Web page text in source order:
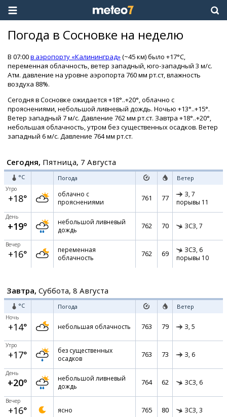
Погода в Сосновке на неделю
В 07:00в аэропорту «Калининград»(~45 км) было +17°C,
переменная облачность, ветер западный, юго-западный 3 м/с.
Атм. давление на уровне аэропорта 760 мм рт.ст, влажность
воздуха 88%.
Сегодня в Сосновке ожидается +18°..+20°, облачно с
прояснениями, небольшой ливневый дождь. Ночью +13°..+15°.
Ветер западный 7 м/с. Давление 762 мм рт.ст. Завтра +18°..+20°,
небольшая облачность, утром без существенных осадков. Ветер
западный 6 м/с. Давление 764 мм рт.ст.
Сегодня, Пятница, 7 Августа
°C Погода Ветер
Утро
+18°
облачно с
прояснениями
761 77 З, 7
порывы 11
День
+19°
небольшой ливневый
дождь
762 70 ЗСЗ, 7
Вечер
+16°
переменная
облачность
762 69 ЗСЗ, 6
порывы 10
Завтра, Суббота, 8 Августа
°C Погода Ветер
Ночь
+14° небольшая облачность 763 79 З, 5
Утро
+17°
без существенных
осадков
763 73 З, 6
День
+20°
небольшой ливневый
дождь
764 62 ЗСЗ, 6
Вечер
+16° ясно 765 80 ЗСЗ, 3